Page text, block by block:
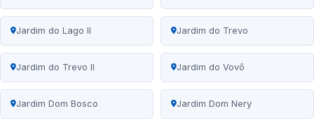
Jardim do Lago II Jardim do Trevo
Jardim do Trevo II Jardim do Vovô
Jardim Dom Bosco Jardim Dom Nery